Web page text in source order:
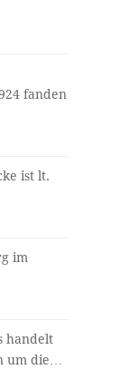
fanden
ist lt.
im
handelt
um die…